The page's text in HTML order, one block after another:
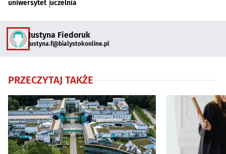
uniwersytet uczelnia
Justyna Fiedoruk
justyna.f@bialystokonline.pl
PRZECZYTAJ TAKŻE